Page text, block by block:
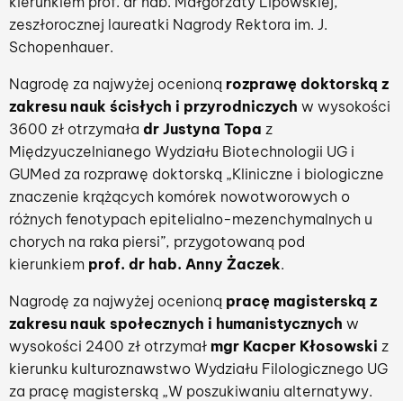
zeszłorocznej laureatki Nagrody Rektora im. J.
Schopenhauer.
Nagrodę za najwyżej ocenioną rozprawę doktorską z
zakresu nauk ścisłych i przyrodniczych w wysokości
3600 zł otrzymała dr Justyna Topa z
Międzyuczelnianego Wydziału Biotechnologii UG i
GUMed za rozprawę doktorską „Kliniczne i biologiczne
znaczenie krążących komórek nowotworowych o
różnych fenotypach epitelialno-mezenchymalnych u
chorych na raka piersi”, przygotowaną pod
kierunkiem prof. dr hab. Anny Żaczek.
Nagrodę za najwyżej ocenioną pracę magisterską z
zakresu nauk społecznych i humanistycznych w
wysokości 2400 zł otrzymał mgr Kacper Kłosowski z
kierunku kulturoznawstwo Wydziału Filologicznego UG
za pracę magisterską „W poszukiwaniu alternatywy.